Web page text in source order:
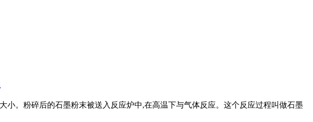
。粉碎后的石墨粉末被送入反应炉中,在高温下与气体反应。这个反应过程叫做石墨